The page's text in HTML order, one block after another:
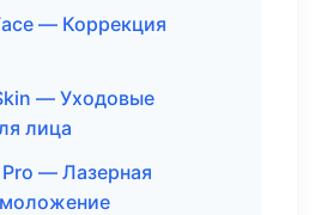
— Коррекция
— Уходовые
лица
— Лазерная